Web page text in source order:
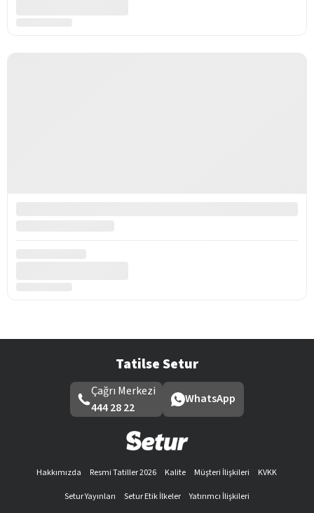
Tatilse Setur
Çağrı Merkezi
444 28 22
WhatsApp
Hakkımızda Resmi Tatiller 2026 Kalite Müşteri İlişkileri
KVKK
Setur Yayınları
Setur Etik İlkeler
Yatırımcı İlişkileri